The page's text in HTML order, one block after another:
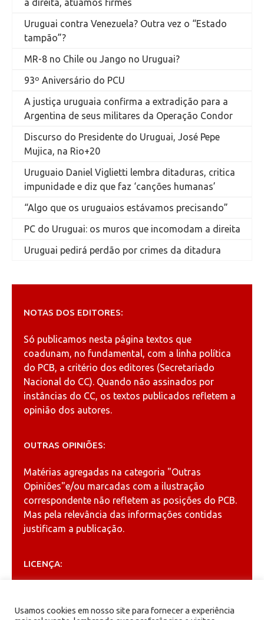
a direita, atuamos firmes
Uruguai contra Venezuela? Outra vez o “Estado
tampão”?
MR-8 no Chile ou Jango no Uruguai?
93º Aniversário do PCU
A justiça uruguaia confirma a extradição para a
Argentina de seus militares da Operação Condor
Discurso do Presidente do Uruguai, José Pepe
Mujica, na Rio+20
Uruguaio Daniel Viglietti lembra ditaduras, critica
impunidade e diz que faz ‘canções humanas’
“Algo que os uruguaios estávamos precisando”
PC do Uruguai: os muros que incomodam a direita
Uruguai pedirá perdão por crimes da ditadura
NOTAS DOS EDITORES:
Só publicamos nesta página textos que
coadunam, no fundamental, com a linha política
do PCB, a critério dos editores (Secretariado
Nacional do CC). Quando não assinados por
instâncias do CC, os textos publicados refletem a
opinião dos autores.
OUTRAS OPINIÕES:
Matérias agregadas na categoria "Outras
Opiniões"e/ou marcadas com a ilustração
correspondente não refletem as posições do PCB.
Mas pela relevância das informações contidas
justificam a publicação.
LICENÇA:
Creative Commons
Usamos cookies em nosso site para fornecer a experiência